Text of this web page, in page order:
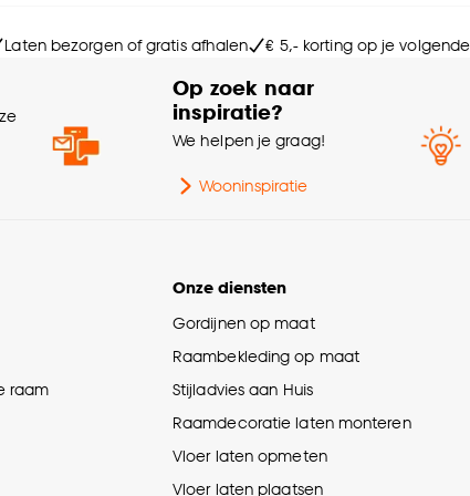
Mate
Laten bezorgen of gratis afhalen € 5,- korting op je
Op zoek naar
inspiratie?
We helpen je graag!
Wooninspiratie
raam
Onze diensten
Gordijnen op maat
Raambekleding op maat
Stijladvies aan Huis
Raamdecoratie laten monteren
Vloer laten opmeten
Vloer laten plaatsen